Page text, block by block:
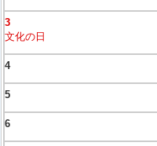
3
文化の日
4
5
6